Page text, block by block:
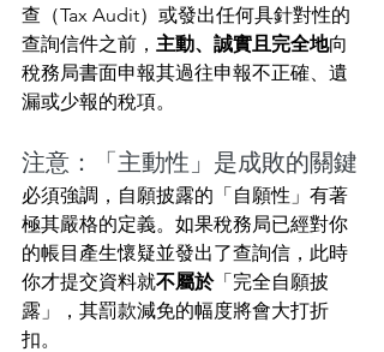
查（Tax Audit）或發出任何具針對性的
查詢信件之前， 主動、誠實且完全地向
稅務局書面申報其過往申報不正確、遺
漏或少報的稅項。
注意：「主動性」是成敗的關鍵
必須強調，自願披露的「自願性」有著
極其嚴格的定義。如果稅務局已經對你
的帳目產生懷疑並發出了查詢信，此時
你才提交資料就不屬於「完全自願披
露」，其罰款減免的幅度將會大打折
扣。